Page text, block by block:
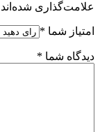
علامت‌گذاری شده‌اند
امتیاز شما *
دیدگاه شما *